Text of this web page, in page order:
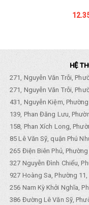
HỆ
271, Nguyễn Văn Trỗi,
271, Nguyễn Văn Trỗi,
431, Nguyễn Kiệm,
139, Phan Đăng Lưu,
158, Phan Xích Long,
85 Lê Văn Sỹ, quận Phú
265 Điện Biên Phủ, Phường
327 Nguyễn Đình Chiểu,
927 Hoàng Sa, Phường 11,
256 Nam Kỳ Khởi Nghĩa,
386 Đường Lê Văn Sỹ,